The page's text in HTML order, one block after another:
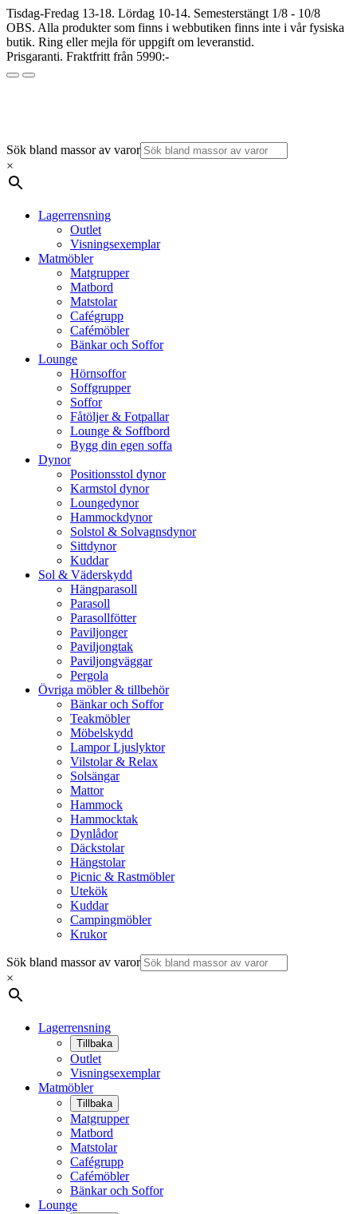
Tisdag-Fredag 13-18. Lördag 10-14. Semesterstängt 1/8 - 10/8
OBS. Alla produkter som finns i webbutiken finns inte i vår fysiska
butik. Ring eller mejla för uppgift om leveranstid.
Prisgaranti. Fraktfritt från 5990:-
Sök bland massor av varor
×
Lagerrensning
Outlet
Visningsexemplar
Matmöbler
Matgrupper
Matbord
Matstolar
Cafégrupp
Cafémöbler
Bänkar och Soffor
Lounge
Hörnsoffor
Soffgrupper
Soffor
Fåtöljer & Fotpallar
Lounge & Soffbord
Bygg din egen soffa
Dynor
Positionsstol dynor
Karmstol dynor
Loungedynor
Hammockdynor
Solstol & Solvagnsdynor
Sittdynor
Kuddar
Sol & Väderskydd
Hängparasoll
Parasoll
Parasollfötter
Paviljonger
Paviljongtak
Paviljongväggar
Pergola
Övriga möbler & tillbehör
Bänkar och Soffor
Teakmöbler
Möbelskydd
Lampor Ljuslyktor
Vilstolar & Relax
Solsängar
Mattor
Hammock
Hammocktak
Dynlådor
Däckstolar
Hängstolar
Picnic & Rastmöbler
Utekök
Kuddar
Campingmöbler
Krukor
Sök bland massor av varor
×
Lagerrensning
Tillbaka
Outlet
Visningsexemplar
Matmöbler
Tillbaka
Matgrupper
Matbord
Matstolar
Cafégrupp
Cafémöbler
Bänkar och Soffor
Lounge